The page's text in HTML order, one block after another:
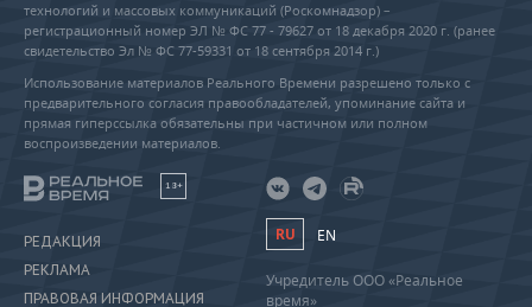
технологий и массовых коммуникаций (Роскомнадзор) –
регистрационный номер ЭЛ № ФС 77 - 79627 от 18 декабря 2020 г. (ранее
свидетельство Эл № ФС 77-59331 от 18 сентября 2014 г.)
Использование материалов Реального Времени разрешено только с
предварительного согласия правообладателей, упоминание сайта и
прямая гиперссылка обязательны при частичном или полном
воспроизведении материалов.
18+
РЕДАКЦИЯ
РЕКЛАМА
ПРАВОВАЯ ИНФОРМАЦИЯ
RU EN
Учредитель ООО «Реальное
время»